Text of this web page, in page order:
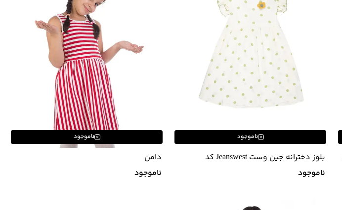
ناموجود
بلوز دخترانه جین وست Jeanswest کد
42642541
ناموجود
ناموجود
دامن
ناموجود